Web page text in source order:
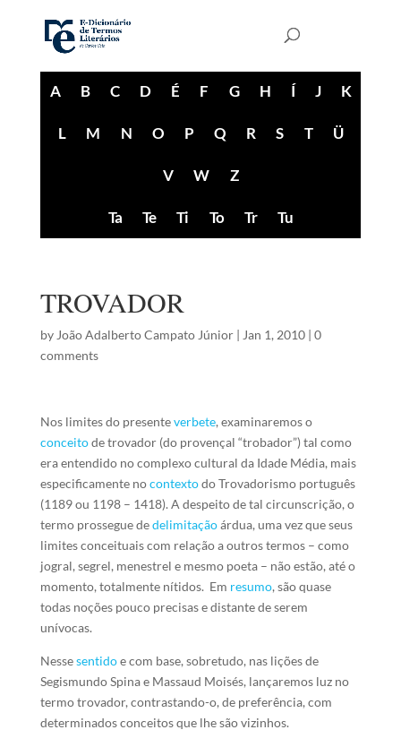
A B C D É F G H Í J K
L M N O P Q R S T Ü
V W Z
Ta Te Ti To Tr Tu
TROVADOR
by João Adalberto Campato Júnior| Jan 1, 2010| 0
comments
Nos limites do presenteverbete, examinaremos o
conceitode trovador (do provençal “trobador”) tal como
era entendido no complexo cultural da Idade Média, mais
especificamente nocontextodo Trovadorismo português
(1189 ou 1198 – 1418). A despeito de tal circunscrição, o
termo prossegue dedelimitaçãoárdua, uma vez que seus
limites conceituais com relação a outros termos – como
jogral, segrel, menestrel e mesmo poeta – não estão, até o
momento, totalmente nítidos. Em resumo, são quase
todas noções pouco precisas e distante de serem
unívocas.
Nessesentidoe com base, sobretudo, nas lições de
Segismundo Spina e Massaud Moisés, lançaremos luz no
termo trovador, contrastando-o, de preferência, com
determinados conceitos que lhe são vizinhos.